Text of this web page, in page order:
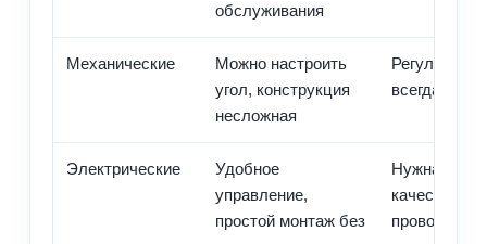
обслуживания
Механические
Можно настроить
угол, конструкция
несложная
всегда
Электрические
Удобное
управление,
простой монтаж без
Нужна
проводка и